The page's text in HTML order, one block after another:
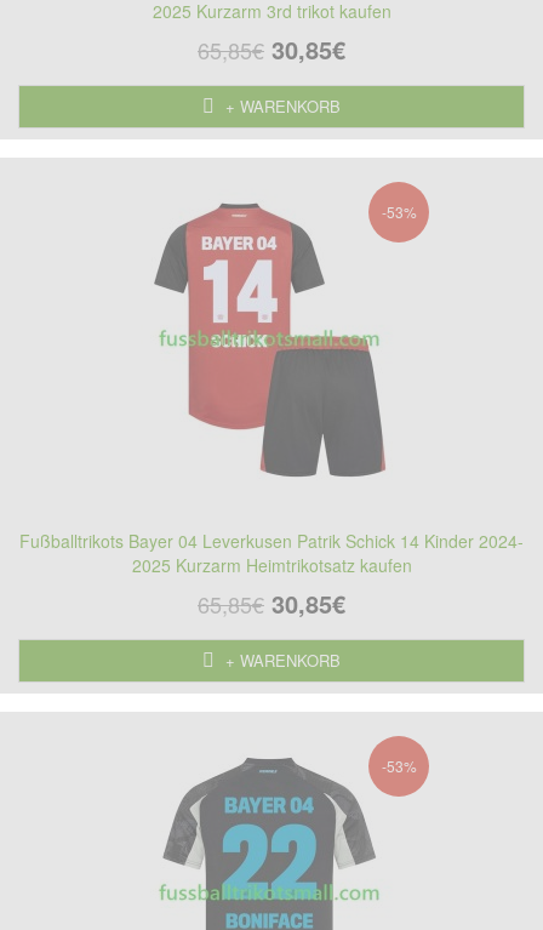
2025 Kurzarm 3rd trikot kaufen
65,85€ 30,85€
+ WARENKORB
-53%
Fußballtrikots Bayer 04 Leverkusen Patrik Schick 14 Kinder 2024-
2025 Kurzarm Heimtrikotsatz kaufen
65,85€ 30,85€
+ WARENKORB
-53%